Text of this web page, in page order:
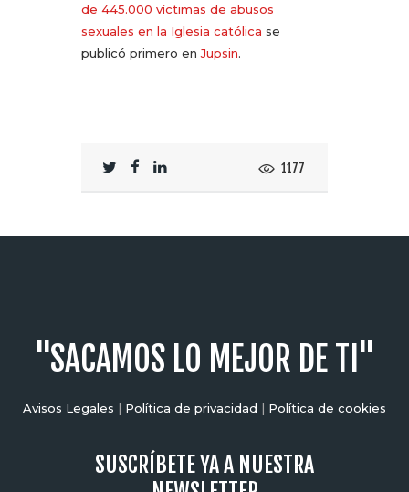
de 445.000 víctimas de abusos
sexuales en la Iglesia católica se
publicó primero enJupsin.
1177
"SACAMOS LO MEJOR DE TI"
Avisos Legales | Política de privacidad | Política de cookies
SUSCRÍBETE YA A NUESTRA